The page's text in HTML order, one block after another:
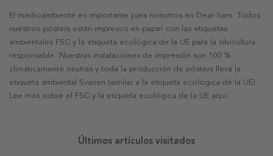
El medioambiente es importante para nosotros en Dear Sam. Todos
nuestros pósters están impresos en papel con las etiquetas
ambientales FSC y la etiqueta ecológica de la UE para la silvicultura
responsable. Nuestras instalaciones de impresión son 100 %
climáticamente neutras y toda la producción de pósters lleva la
etiqueta ambiental Svanen (similar a la etiqueta ecológica de la UE).
Lee más sobre el FSC y la etiqueta ecológica de la UE aquí.
Últimos artículos visitados